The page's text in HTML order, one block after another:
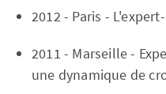
2012 - Paris -
2011 - Marseille -
une dynamique de